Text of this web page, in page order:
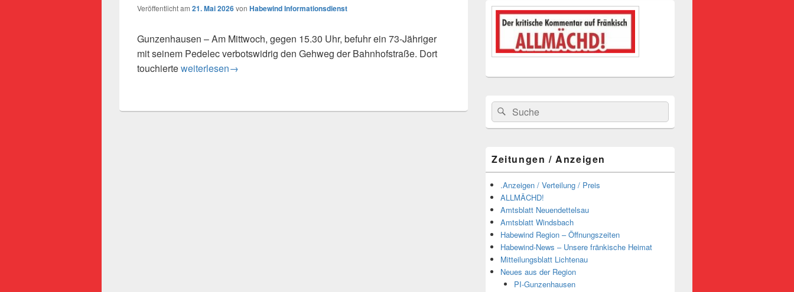
Veröffentlicht am 21. Mai 2026von Habewind Informationsdienst
Gunzenhausen – Am Mittwoch, gegen 15.30 Uhr, befuhr ein 73-Jähriger
mit seinem Pedelec verbotswidrig den Gehweg der Bahnhofstraße. Dort
touchierteMit dem Fahrrad Fußgänger touchiert
weiterlesen→
Suchen
nach:
Suchen
Zeitungen / Anzeigen
.Anzeigen / Verteilung / Preis
ALLMÄCHD!
Amtsblatt Neuendettelsau
Amtsblatt Windsbach
Habewind Region – Öffnungszeiten
Habewind-News – Unsere fränkische Heimat
Mitteilungsblatt Lichtenau
Neues aus der Region
PI-Gunzenhausen